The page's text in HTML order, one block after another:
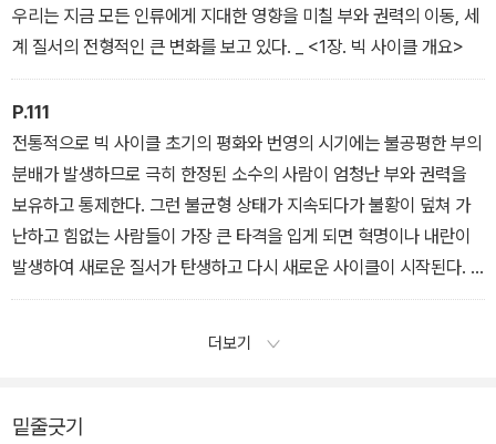
우리는 지금 모든 인류에게 지대한 영향을 미칠 부와 권력의 이동, 세
계 질서의 전형적인 큰 변화를 보고 있다. _ <1장. 빅 사이클 개요>
P.111
전통적으로 빅 사이클 초기의 평화와 번영의 시기에는 불공평한 부의
분배가 발생하므로 극히 한정된 소수의 사람이 엄청난 부와 권력을
보유하고 통제한다. 그런 불균형 상태가 지속되다가 불황이 덮쳐 가
난하고 힘없는 사람들이 가장 큰 타격을 입게 되면 혁명이나 내란이
발생하여 새로운 질서가 탄생하고 다시 새로운 사이클이 시작된다. _
<2장. 부록>
더보기
밑줄긋기